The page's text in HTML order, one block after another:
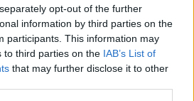
opt-out of the further
information by third parties on the
participants. This information may
to third parties on the IAB’s List of
that may further disclose it to other
συμπεριφορά της λίγο μετά τη μοιραία
σύγκρουση
Τροχαίο στις Σέρρες: «Έχασα τη
γυναίκα και το παιδί μου, τα
έχασα όλα» ‑ Ο πόνος του
πατέρα